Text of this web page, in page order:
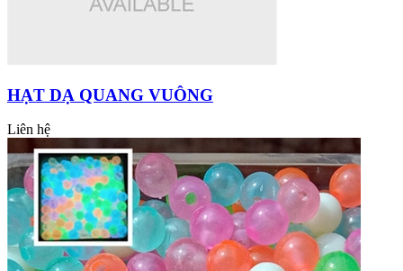
HẠT DẠ QUANG VUÔNG
Liên hệ